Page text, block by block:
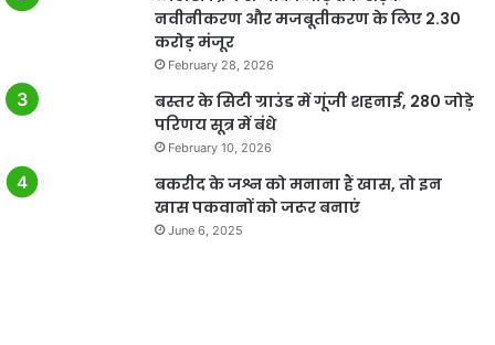
नवीनीकरण और मजबूतीकरण के लिए 2.30
करोड़ मंजूर
February 28, 2026
बस्तर के सिटी ग्राउंड में गूंजी शहनाई, 280 जोड़े
परिणय सूत्र में बंधे
February 10, 2026
बकरीद के जश्न को मनाना हैं खास, तो इन
खास पकवानों को जरूर बनाएं
June 6, 2025